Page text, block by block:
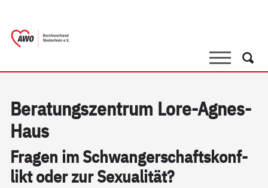
SucheSuche
Be­ra­tungs­zen­trum Lo­re-Ag­nes-
Haus
Fra­gen im Schwan­ger­schafts­kon­f­
likt oder zur Se­xua­li­tät?